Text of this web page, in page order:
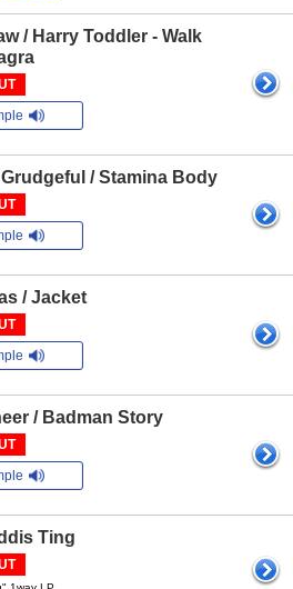
/ Harry Toddler - Walk
/ Stamina Body
/ Jacket
/ Badman Story
Ting